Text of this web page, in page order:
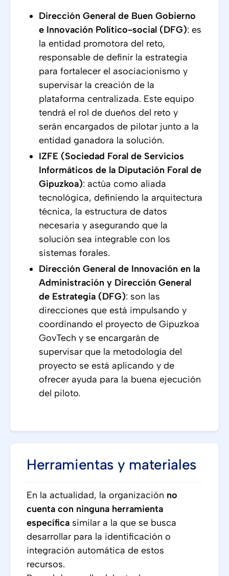
Dirección General de Buen Gobierno
e Innovación Político-social (DFG): es
la entidad promotora del reto,
responsable de definir la estrategia
para fortalecer el asociacionismo y
supervisar la creación de la
plataforma centralizada. Este equipo
tendrá el rol de dueños del reto y
serán encargados de pilotar junto a la
entidad ganadora la solución.
IZFE (Sociedad Foral de Servicios
Informáticos de la Diputación Foral de
Gipuzkoa): actúa como aliada
tecnológica, definiendo la arquitectura
técnica, la estructura de datos
necesaria y asegurando que la
solución sea integrable con los
sistemas forales.
Dirección General de Innovación en la
Administración y Dirección General
de Estrategia (DFG): son las
direcciones que está impulsando y
coordinando el proyecto de Gipuzkoa
GovTech y se encargarán de
supervisar que la metodología del
proyecto se está aplicando y de
ofrecer ayuda para la buena ejecución
del piloto.
Herramientas y materiales
En la actualidad, la organización no
cuenta con ninguna herramienta
específica similar a la que se busca
desarrollar para la identificación o
integración automática de estos
recursos.